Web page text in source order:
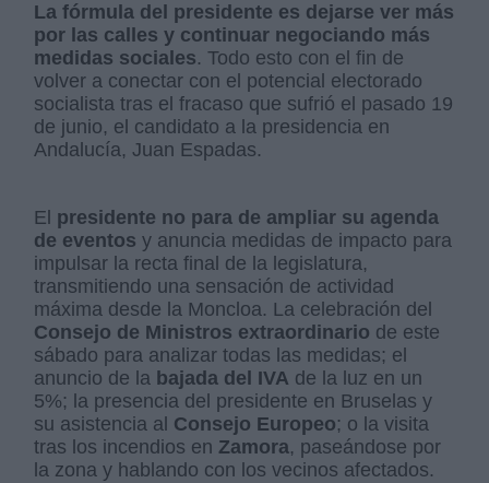
La fórmula del presidente es dejarse ver más
por las calles y continuar negociando más
medidas sociales. Todo esto con el fin de
volver a conectar con el potencial electorado
socialista tras el fracaso que sufrió el pasado 19
de junio, el candidato a la presidencia en
Andalucía, Juan Espadas.
El presidente no para de ampliar su agenda
de eventos y anuncia medidas de impacto para
impulsar la recta final de la legislatura,
transmitiendo una sensación de actividad
máxima desde la Moncloa. La celebración del
Consejo de Ministros extraordinario de este
sábado para analizar todas las medidas; el
anuncio de la bajada del IVA de la luz en un
5%; la presencia del presidente en Bruselas y
su asistencia al Consejo Europeo; o la visita
tras los incendios en Zamora, paseándose por
la zona y hablando con los vecinos afectados.